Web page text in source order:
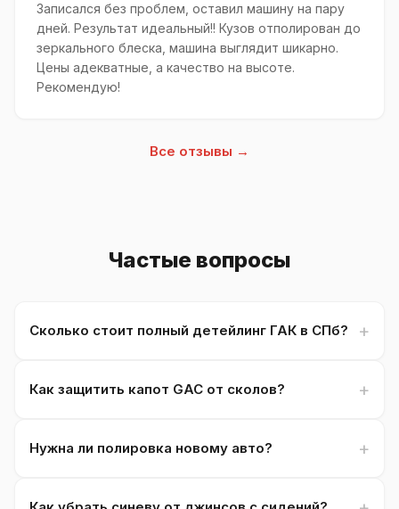
Записался без проблем, оставил машину на пару
дней. Результат идеальный!! Кузов отполирован до
зеркального блеска, машина выглядит шикарно.
Цены адекватные, а качество на высоте.
Рекомендую!
Все отзывы →
Частые вопросы
Сколько стоит полный детейлинг ГАК в СПб?
Как защитить капот GAC от сколов?
Нужна ли полировка новому авто?